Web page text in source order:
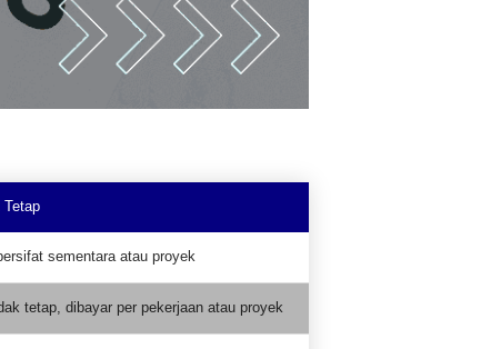
Tetap
sementara atau proyek
tetap, dibayar per pekerjaan atau proyek